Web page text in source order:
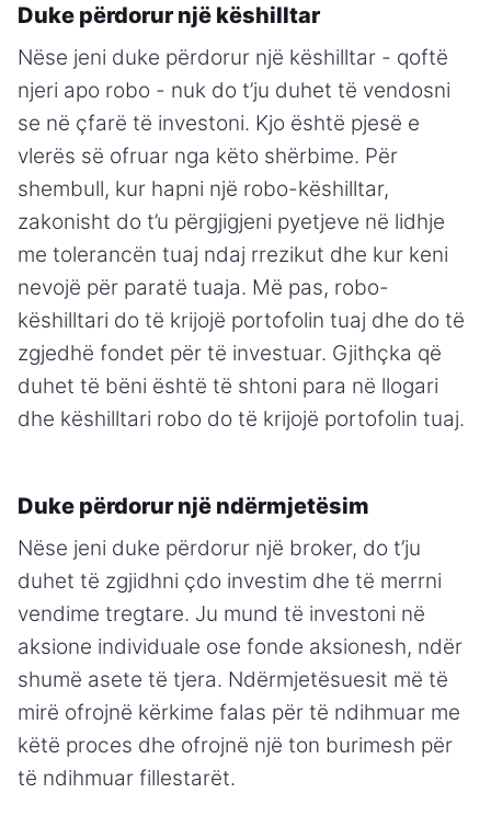
Duke përdorur një këshilltar
Nëse jeni duke përdorur një këshilltar - qoftë
njeri apo robo - nuk do t’ju duhet të vendosni
se në çfarë të investoni. Kjo është pjesë e
vlerës së ofruar nga këto shërbime. Për
shembull, kur hapni një robo-këshilltar,
zakonisht do t’u përgjigjeni pyetjeve në lidhje
me tolerancën tuaj ndaj rrezikut dhe kur keni
nevojë për paratë tuaja. Më pas, robo-
këshilltari do të krijojë portofolin tuaj dhe do të
zgjedhë fondet për të investuar. Gjithçka që
duhet të bëni është të shtoni para në llogari
dhe këshilltari robo do të krijojë portofolin tuaj.
Duke përdorur një ndërmjetësim
Nëse jeni duke përdorur një broker, do t’ju
duhet të zgjidhni çdo investim dhe të merrni
vendime tregtare. Ju mund të investoni në
aksione individuale ose fonde aksionesh, ndër
shumë asete të tjera. Ndërmjetësuesit më të
mirë ofrojnë kërkime falas për të ndihmuar me
këtë proces dhe ofrojnë një ton burimesh për
të ndihmuar fillestarët.